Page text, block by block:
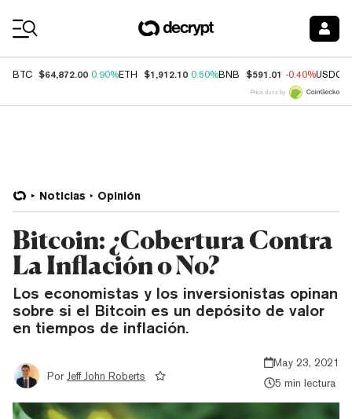
BTC $64,872.00 0.90%ETH $1,912.10 0.50%BNB $591.01 -0.40%USDC
Price data by
Noticias Opinión
Bitcoin: ¿Cobertura Contra
La Inflación o No?
Los economistas y los inversionistas opinan
sobre si el Bitcoin es un depósito de valor
en tiempos de inflación.
Por Jeff John Roberts
May 23, 2021
5 min lectura